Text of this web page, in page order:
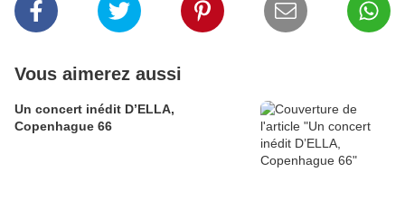
Vous aimerez aussi
Un concert inédit D’ELLA,
Copenhague 66